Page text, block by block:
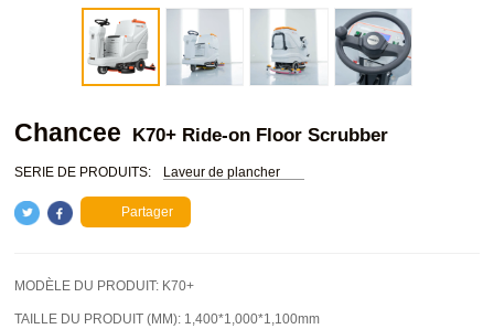
Chancee K70+ Ride-on Floor Scrubber
SERIE DE PRODUITS: Laveur de plancher
Partager
MODÈLE DU PRODUIT: K70+
TAILLE DU PRODUIT (MM): 1,400*1,000*1,100mm